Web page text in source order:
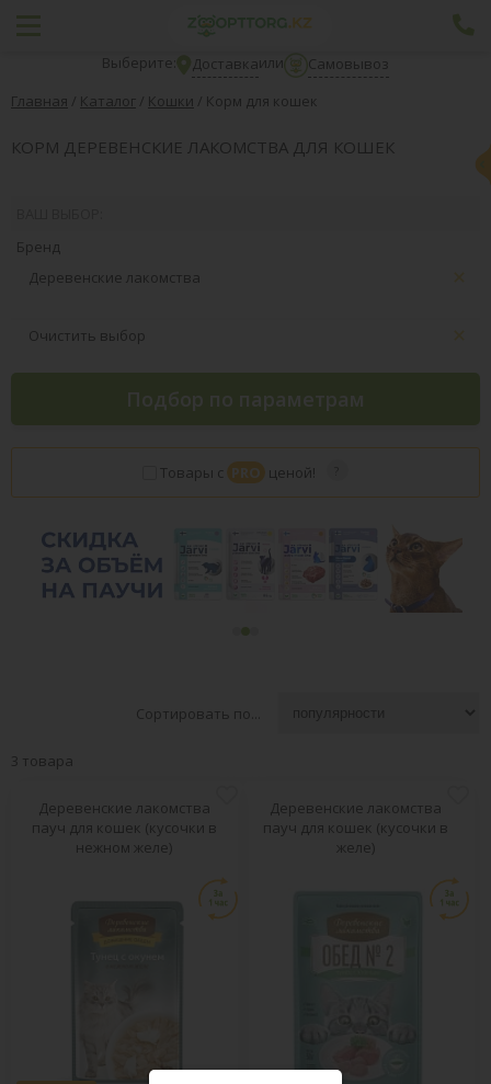
Выберите: Доставкаили
Самовывоз
Главная / Каталог / Кошки / Корм для кошек
КОРМ ДЕРЕВЕНСКИЕ ЛАКОМСТВА ДЛЯ КОШЕК
Бренд
Деревенские лакомства
Очистить выбор
Подбор по параметрам
Товары с PRO ценой!
Сортировать по...
3 товара
Деревенские лакомства
пауч для кошек (кусочки в
нежном желе)
Деревенские лакомства
пауч для кошек (кусочки в
желе)